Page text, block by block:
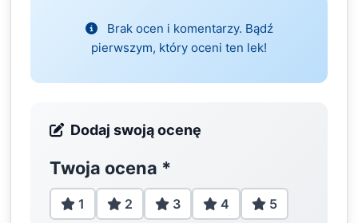
Brak ocen i komentarzy. Bądź
pierwszym, który oceni ten lek!
Dodaj swoją ocenę
Twoja ocena *
1 2 3 4 5